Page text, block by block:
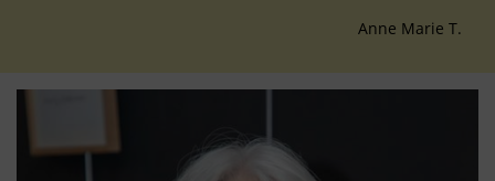
Anne Marie T.